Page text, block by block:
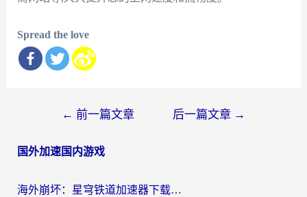
Spread the love
导
← 前一篇文章 后一篇文章 →
国外加速国内游戏
海外崩坏：星穹铁道加速器下载安装：一份给游子的终极网络指南